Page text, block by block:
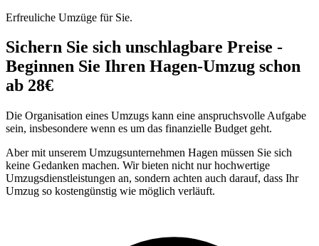
Erfreuliche Umzüge für Sie.
Sichern Sie sich unschlagbare Preise -
Beginnen Sie Ihren Hagen-Umzug schon
ab 28€
Die Organisation eines Umzugs kann eine anspruchsvolle Aufgabe
sein, insbesondere wenn es um das finanzielle Budget geht.
Aber mit unserem Umzugsunternehmen Hagen müssen Sie sich
keine Gedanken machen. Wir bieten nicht nur hochwertige
Umzugsdienstleistungen an, sondern achten auch darauf, dass Ihr
Umzug so kostengünstig wie möglich verläuft.